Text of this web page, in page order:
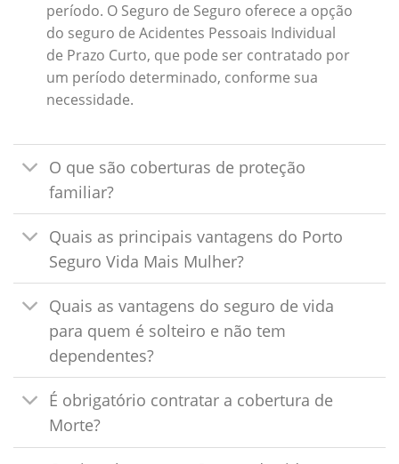
período. O Seguro de Seguro oferece a opção
do seguro de Acidentes Pessoais Individual
de Prazo Curto, que pode ser contratado por
um período determinado, conforme sua
necessidade.
O que são coberturas de proteção
familiar?
Quais as principais vantagens do Porto
Seguro Vida Mais Mulher?
Quais as vantagens do seguro de vida
para quem é solteiro e não tem
dependentes?
É obrigatório contratar a cobertura de
Morte?